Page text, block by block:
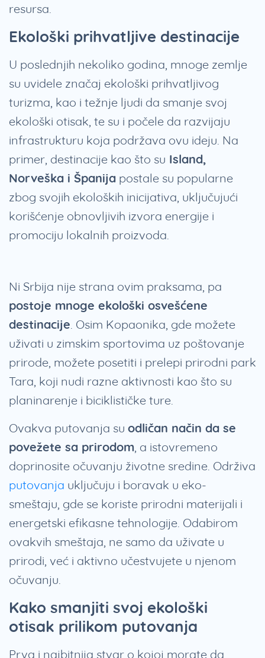
resursa.
Ekološki prihvatljive destinacije
U poslednjih nekoliko godina, mnoge zemlje
su uvidele značaj ekološki prihvatljivog
turizma, kao i težnje ljudi da smanje svoj
ekološki otisak, te su i počele da razvijaju
infrastrukturu koja podržava ovu ideju. Na
primer, destinacije kao što su Island,
Norveška i Španija postale su popularne
zbog svojih ekoloških inicijativa, uključujući
korišćenje obnovljivih izvora energije i
promociju lokalnih proizvoda.
Ni Srbija nije strana ovim praksama, pa
postoje mnoge ekološki osvešćene
destinacije . Osim Kopaonika, gde možete
uživati u zimskim sportovima uz poštovanje
prirode, možete posetiti i prelepi prirodni park
Tara, koji nudi razne aktivnosti kao što su
planinarenje i biciklističke ture.
Ovakva putovanja su odličan način da se
povežete sa prirodom , a istovremeno
doprinosite očuvanju životne sredine. Održiva
putovanja uključuju i boravak u eko-
smeštaju, gde se koriste prirodni materijali i
energetski efikasne tehnologije. Odabirom
ovakvih smeštaja, ne samo da uživate u
prirodi, već i aktivno učestvujete u njenom
očuvanju.
Kako smanjiti svoj ekološki
otisak prilikom putovanja
Prva i najbitnija stvar o kojoj morate da